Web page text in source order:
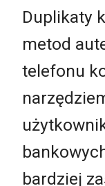
Duplikaty
metod
telefonu
bardziej